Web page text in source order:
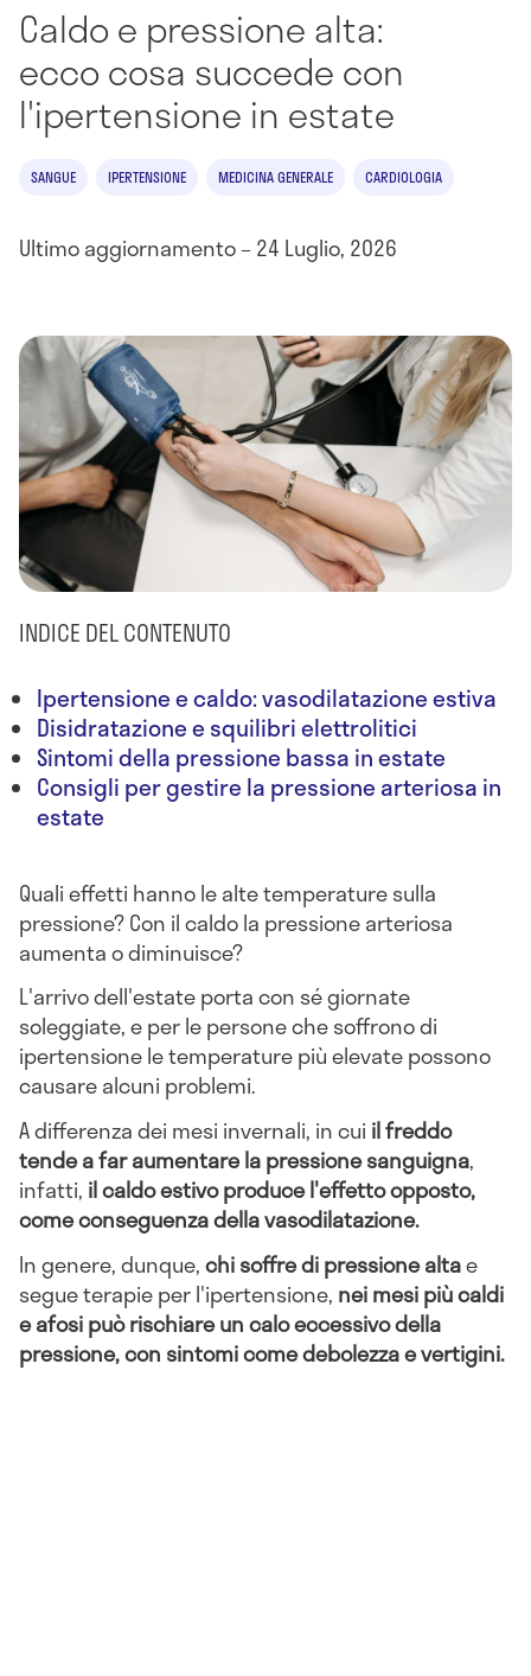
Caldo e pressione alta:
ecco cosa succede con
l'ipertensione in estate
SANGUE IPERTENSIONE MEDICINA GENERALE CARDIOLOGIA
Ultimo aggiornamento – 24 Luglio, 2026
INDICE DEL CONTENUTO
Ipertensione e caldo: vasodilatazione estiva
Disidratazione e squilibri elettrolitici
Sintomi della pressione bassa in estate
Consigli per gestire la pressione arteriosa in
estate
Quali effetti hanno le alte temperature sulla
pressione? Con il caldo la pressione arteriosa
aumenta o diminuisce?
L'arrivo dell'estate porta con sé giornate
soleggiate, e per le persone che soffrono di
ipertensione le temperature più elevate possono
causare alcuni problemi.
A differenza dei mesi invernali, in cui il freddo
tende a far aumentare la pressione sanguigna,
infatti, il caldo estivo produce l'effetto opposto,
come conseguenza della vasodilatazione.
In genere, dunque,chi soffre di pressione altae
segue terapie per l'ipertensione, nei mesi più caldi
e afosi può rischiare un calo eccessivo della
pressione, con sintomi come debolezza e vertigini.